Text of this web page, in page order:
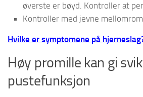
øverste er bøyd. Kontroller at
Kontroller med jevne
Hvilke er symptomene på
Høy promille kan gi
pustefunksjon